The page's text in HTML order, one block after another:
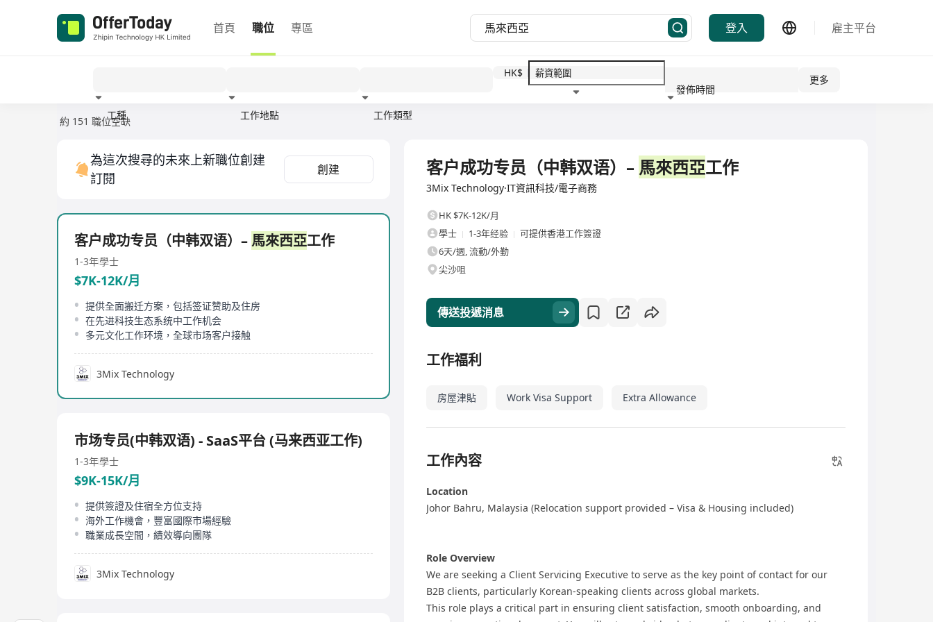
首頁 職位 專區 登入 雇主平台
工種 工作地點 工作類型
HK$
發佈時間
更多
約 151 職位空缺
為這次搜尋的未來上新職位創建
訂閱
創建
客户成功专员（中韩双语）–馬來西亞工作
1-3年學士
$7K-12K/月
提供全面搬迁方案，包括签证赞助及住房
在先进科技生态系统中工作机会
多元文化工作环境，全球市场客户接触
3Mix Technology
市场专员(中韩双语) - SaaS平台 (马来西亚工作)
1-3年學士
$9K-15K/月
提供簽證及住宿全方位支持
海外工作機會，豐富國際市場經驗
職業成長空間，績效導向團隊
3Mix Technology
客户成功专员（中韩双语）– 馬來西亞工作
3Mix Technology·IT資訊科技/電子商務
HK $7K-12K/月
學士
1-3年经验
可提供香港工作簽證
6天/週, 流動/外勤
尖沙咀
傳送投遞消息
工作福利
房屋津貼 Work Visa Support Extra Allowance
工作內容
Location
Johor Bahru, Malaysia (Relocation support provided – Visa & Housing included)
Role Overview
We are seeking a Client Servicing Executive to serve as the key point of contact for our
B2B clients, particularly Korean-speaking clients across global markets.
This role plays a critical part in ensuring client satisfaction, smooth onboarding, and